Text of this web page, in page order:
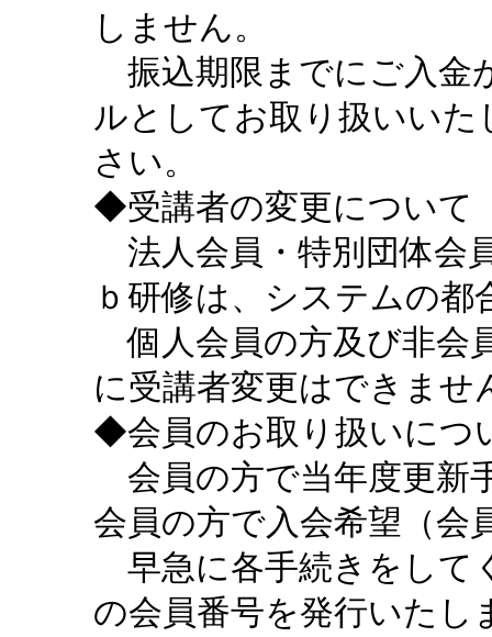
しません。
振込期限までにご入金
ルとしてお取り扱いい
さい。
◆受講者の変更について
法人会員・特別団体会
ｂ研修は、システムの
個人会員の方及び非会
に受講者変更はできませ
◆会員のお取り扱いにつ
会員の方で当年度更新
会員の方で入会希望（会
早急に各手続きをして
の会員番号を発行いたし